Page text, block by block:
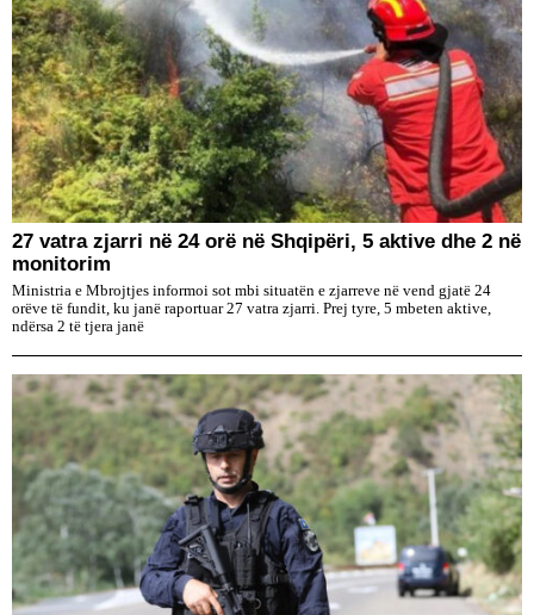
27 vatra zjarri në 24 orë në Shqipëri, 5 aktive dhe 2 në
monitorim
Ministria e Mbrojtjes informoi sot mbi situatën e zjarreve në vend gjatë 24
orëve të fundit, ku janë raportuar 27 vatra zjarri. Prej tyre, 5 mbeten aktive,
ndërsa 2 të tjera janë